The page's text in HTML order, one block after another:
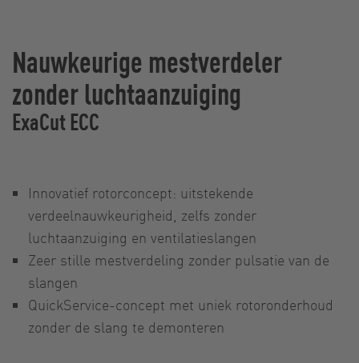
Nauwkeurige mestverdeler
zonder luchtaanzuiging
ExaCut ECC
Innovatief rotorconcept: uitstekende
verdeelnauwkeurigheid, zelfs zonder
luchtaanzuiging en ventilatieslangen
Zeer stille mestverdeling zonder pulsatie van de
slangen
QuickService-concept met uniek rotoronderhoud
zonder de slang te demonteren